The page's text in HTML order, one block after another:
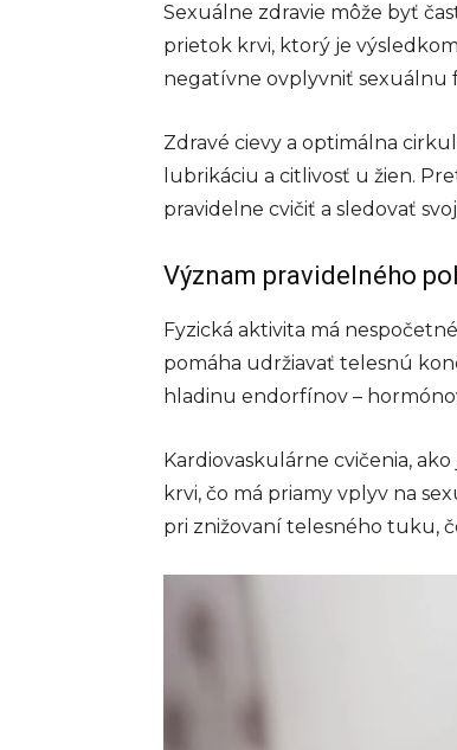
Sexuálne zdravie môže byť
prietok krvi, ktorý je
negatívne ovplyvniť sexuálnu
Zdravé cievy a optimálna
lubrikáciu a citlivosť u žien.
pravidelne cvičiť a sledovať
Význam pravidelného
Fyzická aktivita má
pomáha udržiavať telesnú
hladinu endorfínov –
Kardiovaskulárne cvičenia,
krvi, čo má priamy vplyv na
pri znižovaní telesného tuku,